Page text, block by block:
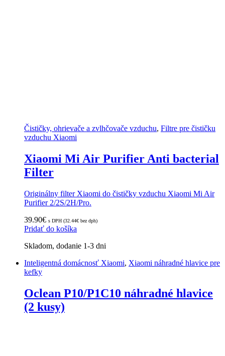
Čističky, ohrievače a zvlhčovače vzduchu, Filtre pre čističku
vzduchu Xiaomi
Xiaomi Mi Air Purifier Anti bacterial
Filter
Originálny filter Xiaomi do čističky vzduchu Xiaomi Mi Air
Purifier 2/2S/2H/Pro.
39.90€ s DPH (32.44€ bez dph)
Pridať do košíka
Skladom, dodanie 1-3 dni
Inteligentná domácnosť Xiaomi, Xiaomi náhradné hlavice pre
kefky
Oclean P10/P1C10 náhradné hlavice
(2 kusy)